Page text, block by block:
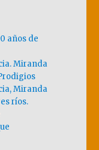
años de
Miranda
Miranda
ríos.